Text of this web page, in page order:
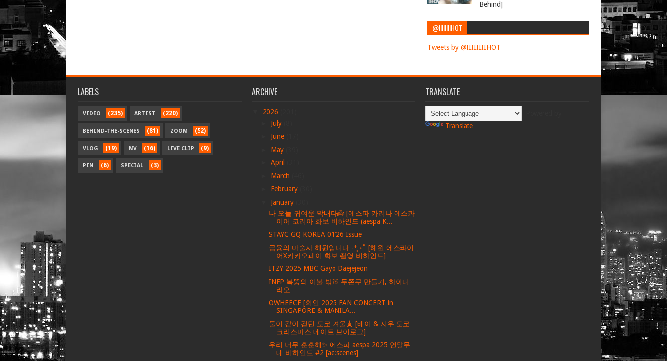
Behind]
@IIIIIIIIHOT
Tweets by @IIIIIIIIHOT
LABELS
VIDEO (235) ARTIST (220)
BEHIND-THE-SCENES (81) ZOOM (52)
VLOG (19) MV (16) LIVE CLIP (9)
PIN (6) SPECIAL (3)
ARCHIVE
2026
July
June
May
April
March
February
January
나 오늘 귀여운 막내다👼 [에스파 카리나 에스콰
이어 코리아 화보 비하인드 (aespa K...
STAYC GQ KOREA 01’26 Issue
금융의 마술사 해원입니다 -*̥ ॰˚ [해원 에스콰이
어X카카오페이 화보 촬영 비하인드]
ITZY 2025 MBC Gayo Daejejeon
INFP 복뚱의 이불 밖🍑 두쫀쿠 만들기, 하이디
라오
OWHEECE [휘인 2025 FAN CONCERT in
SINGAPORE & MANILA...
둘이 같이 걷던 도쿄 겨울🗼 [배이 & 지우 도쿄
크리스마스 데이트 브이로그]
우리 너무 훈훈해✨ 에스파 aespa 2025 연말무
대 비하인드 #2 [ae:scenes]
TRANSLATE
Translate